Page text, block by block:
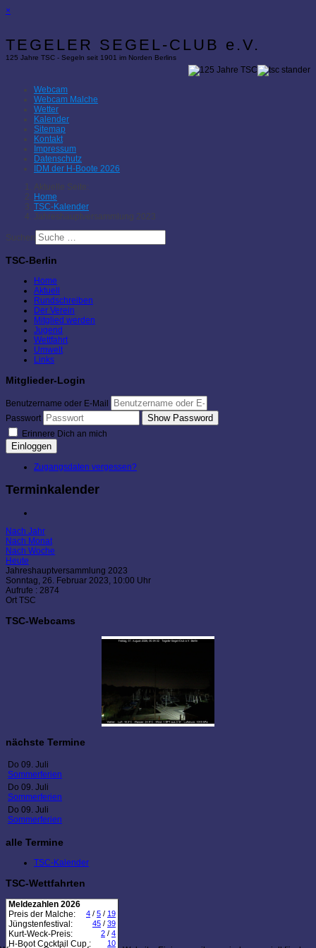
×
TEGELER SEGEL-CLUB e.V.
125 Jahre TSC - Segeln seit 1901 im Norden Berlins
Webcam
Webcam Malche
Wetter
Kalender
Sitemap
Kontakt
Impressum
Datenschutz
IDM der H-Boote 2026
Aktuelle Seite:
Home
TSC-Kalender
Jahreshauptversammlung 2023
Suchen
TSC-Berlin
Home
Aktuell
Rundschreiben
Der Verein
Mitglied werden
Jugend
Wettfahrt
Umwelt
Links
Mitglieder-Login
Benutzername oder E-Mail
Passwort
Show Password
Erinnere Dich an mich
Einloggen
Zugangsdaten vergessen?
Terminkalender
Nach Jahr
Nach Monat
Nach Woche
Heute
Jahreshauptversammlung 2023
Sonntag, 26. Februar 2023, 10:00 Uhr
Aufrufe : 2874
Ort TSC
TSC-Webcams
nächste Termine
Do 09. Juli
Sommerferien
Do 09. Juli
Sommerferien
Do 09. Juli
Sommerferien
alle Termine
TSC-Kalender
TSC-Wettfahrten
Meldezahlen 2026
Preis der Malche:
4 / 5 / 19
Jüngstenfestival: 45 / 39
Kurt-Weck-Preis: 2 / 4
H-Boot Cocktail Cup : 10